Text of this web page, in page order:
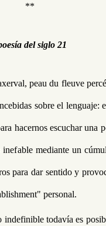
**
del siglo 21
peau du fleuve
sobre el lenguaje:
hacernos escuchar una
mediante un
para dar sentido y
personal.
indefinible todavía es